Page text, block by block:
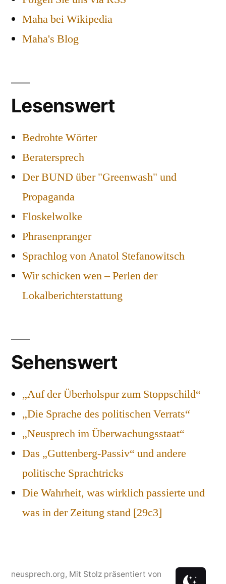
Maha bei Wikipedia
Maha's Blog
Lesenswert
Bedrohte Wörter
Beratersprech
Der BUND über "Greenwash" und
Propaganda
Floskelwolke
Phrasenpranger
Sprachlog von Anatol Stefanowitsch
Wir schicken wen – Perlen der
Lokalberichterstattung
Sehenswert
„Auf der Überholspur zum Stoppschild“
„Die Sprache des politischen Verrats“
„Neusprech im Überwachungsstaat“
Das „Guttenberg-Passiv“ und andere
politische Sprachtricks
Die Wahrheit, was wirklich passierte und
was in der Zeitung stand [29c3]
neusprech.org, Mit Stolz präsentiert von